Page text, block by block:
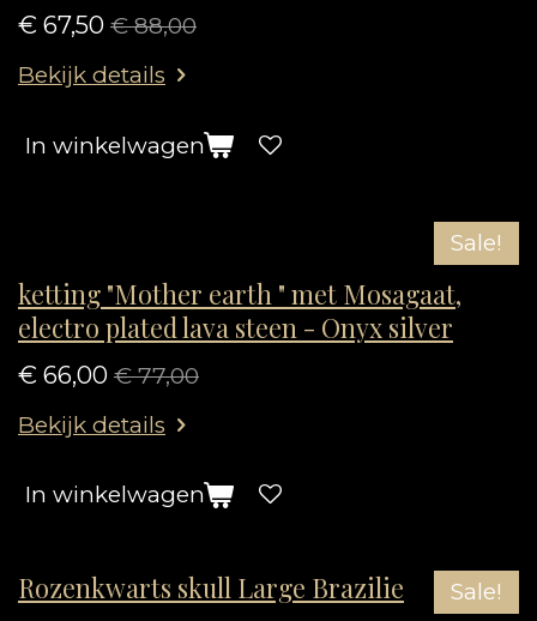
€ 67,50 € 88,00
Bekijk details
In winkelwagen
Sale!
ketting "Mother earth " met Mosagaat,
electro plated lava steen - Onyx silver
€ 66,00 € 77,00
Bekijk details
In winkelwagen
Sale!
Rozenkwarts skull Large Brazilie